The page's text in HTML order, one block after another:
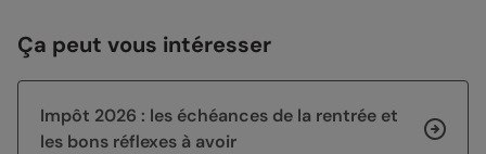
Ça peut vous intéresser
Impôt 2026 : les échéances de la rentrée et
les bons réflexes à avoir